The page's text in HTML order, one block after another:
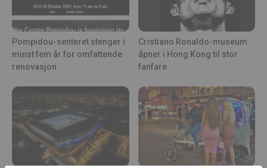
Pompidou-senteret stenger i
minst fem år for omfattende
renovasjon
Cristiano Ronaldo-museum
åpner i Hong Kong til stor
fanfare